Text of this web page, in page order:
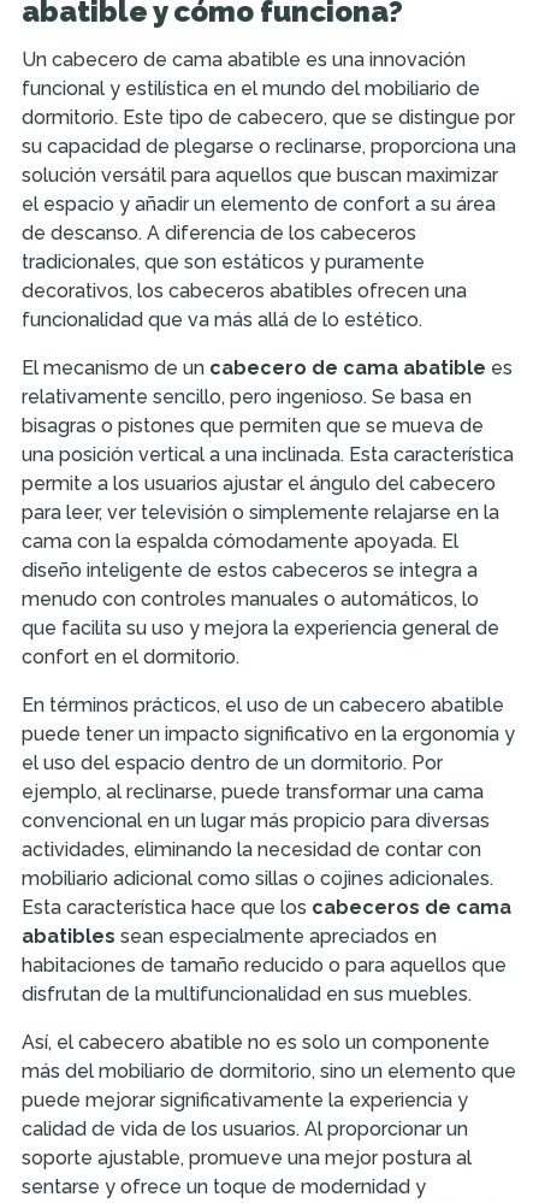
abatible y cómo funciona?
Un cabecero de cama abatible es una innovación
funcional y estilística en el mundo del mobiliario de
dormitorio. Este tipo de cabecero, que se distingue por
su capacidad de plegarse o reclinarse, proporciona una
solución versátil para aquellos que buscan maximizar
el espacio y añadir un elemento de confort a su área
de descanso. A diferencia de los cabeceros
tradicionales, que son estáticos y puramente
decorativos, los cabeceros abatibles ofrecen una
funcionalidad que va más allá de lo estético.
El mecanismo de un cabecero de cama abatible es
relativamente sencillo, pero ingenioso. Se basa en
bisagras o pistones que permiten que se mueva de
una posición vertical a una inclinada. Esta característica
permite a los usuarios ajustar el ángulo del cabecero
para leer, ver televisión o simplemente relajarse en la
cama con la espalda cómodamente apoyada. El
diseño inteligente de estos cabeceros se integra a
menudo con controles manuales o automáticos, lo
que facilita su uso y mejora la experiencia general de
confort en el dormitorio.
En términos prácticos, el uso de un cabecero abatible
puede tener un impacto significativo en la ergonomía y
el uso del espacio dentro de un dormitorio. Por
ejemplo, al reclinarse, puede transformar una cama
convencional en un lugar más propicio para diversas
actividades, eliminando la necesidad de contar con
mobiliario adicional como sillas o cojines adicionales.
Esta característica hace que los cabeceros de cama
abatibles sean especialmente apreciados en
habitaciones de tamaño reducido o para aquellos que
disfrutan de la multifuncionalidad en sus muebles.
Así, el cabecero abatible no es solo un componente
más del mobiliario de dormitorio, sino un elemento que
puede mejorar significativamente la experiencia y
calidad de vida de los usuarios. Al proporcionar un
soporte ajustable, promueve una mejor postura al
sentarse y ofrece un toque de modernidad y